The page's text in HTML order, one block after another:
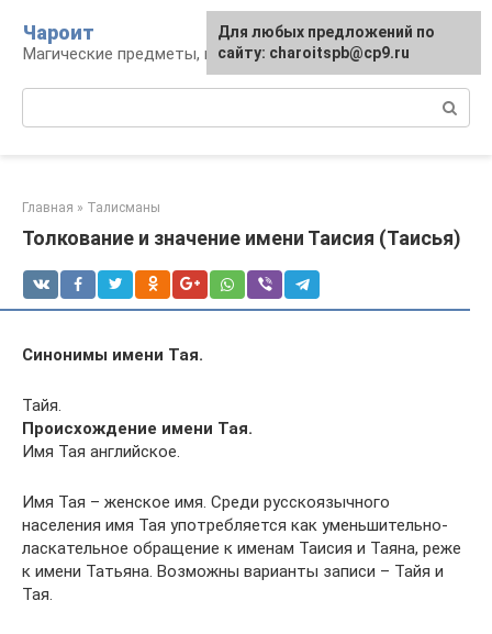
контенту
Чароит
Магические предметы, гадания, обряды
Главная » Талисманы
Толкование и значение имени Таисия (Таисья)
Синонимы имени Тая.
Тайя.
Происхождение имени Тая.
Имя Тая английское.
Имя Тая – женское имя. Среди русскоязычного
населения имя Тая употребляется как уменьшительно-
ласкательное обращение к именам Таисия и Таяна, реже
к имени Татьяна. Возможны варианты записи – Тайя и
Тая.
Для любых предложений по
сайту: charoitspb@cp9.ru